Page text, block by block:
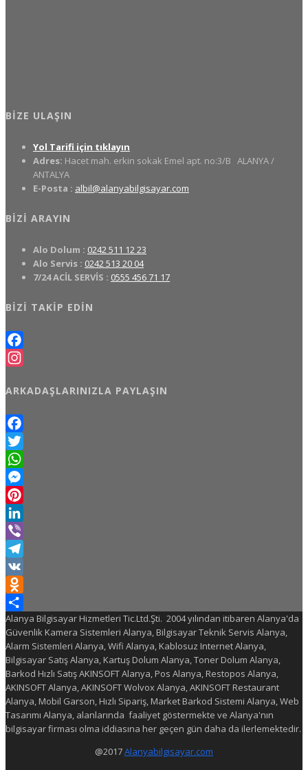
BIZE ULAŞIN
Yol Tarifi için tıklayın
Adres: Hacet mah. erkin sokak Emel apt. no:3/B ALANYA /
ANTALYA
E-Posta : albil@alanyabilgisayar.com
BIZI ARAYIN
Alo Dolum : 0242 511 12 23
Alo Servis : 0242 513 20 04
7/24 ACİL SERVİS : 0555 456 71 17
BIZI TAKIP EDIN
Facebook
ARKADAŞLARINIZLA PAYLAŞIN
Facebook
Twitter
WhatsApp
Messenger
Pinterest
LinkedIn
Viber
Telegram
VK
Odnoklassniki
Share
Alanya Bilgisayar Hizmetleri Tic.Ltd.Şti. 2004 yılından itibaren Alanya'da
Güvenlik Kamera Sistemleri Alanya, Bilgisayar Teknik Servis Alanya,
Alarm Sistemleri Alanya, Wifi Alanya, Kablosuz Internet Alanya,
Bilgisayar Satış Alanya, Kartuş Dolum Alanya, Toner Dolum Alanya,
Barkod Hızlı Satış AKINSOFT Alanya, Pos Alanya, Restopos Alanya,
AKINSOFT Alanya, AKINSOFT Wolvox Alanya, AKINSOFT Restaurant
Alanya, Mobil Garson, Hızlı Sipariş, Market Barkod Sistemi Alanya, Web
Tasarımı Alanya, alanlarında faaliyet göstermekte ve Alanya'nın
bilgisayar firması olma iddiasına her geçen gün daha da ilerlemektedir.
@2017Alanyabilgisayar.com